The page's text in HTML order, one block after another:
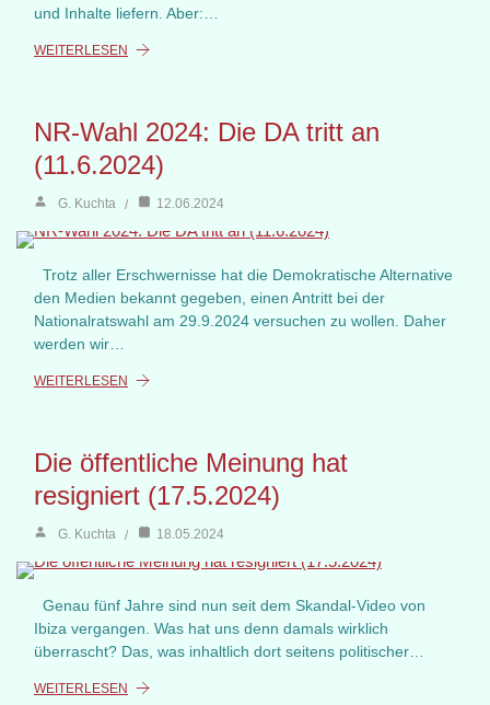
und Inhalte liefern. Aber:…
WEITERLESEN
NR-Wahl 2024: Die DA tritt an
(11.6.2024)
G. Kuchta 12.06.2024
Trotz aller Erschwernisse hat die Demokratische Alternative
den Medien bekannt gegeben, einen Antritt bei der
Nationalratswahl am 29.9.2024 versuchen zu wollen. Daher
werden wir…
WEITERLESEN
Die öffentliche Meinung hat
resigniert (17.5.2024)
G. Kuchta 18.05.2024
Genau fünf Jahre sind nun seit dem Skandal-Video von
Ibiza vergangen. Was hat uns denn damals wirklich
überrascht? Das, was inhaltlich dort seitens politischer…
WEITERLESEN